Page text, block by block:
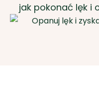
jak pokonać lęk i